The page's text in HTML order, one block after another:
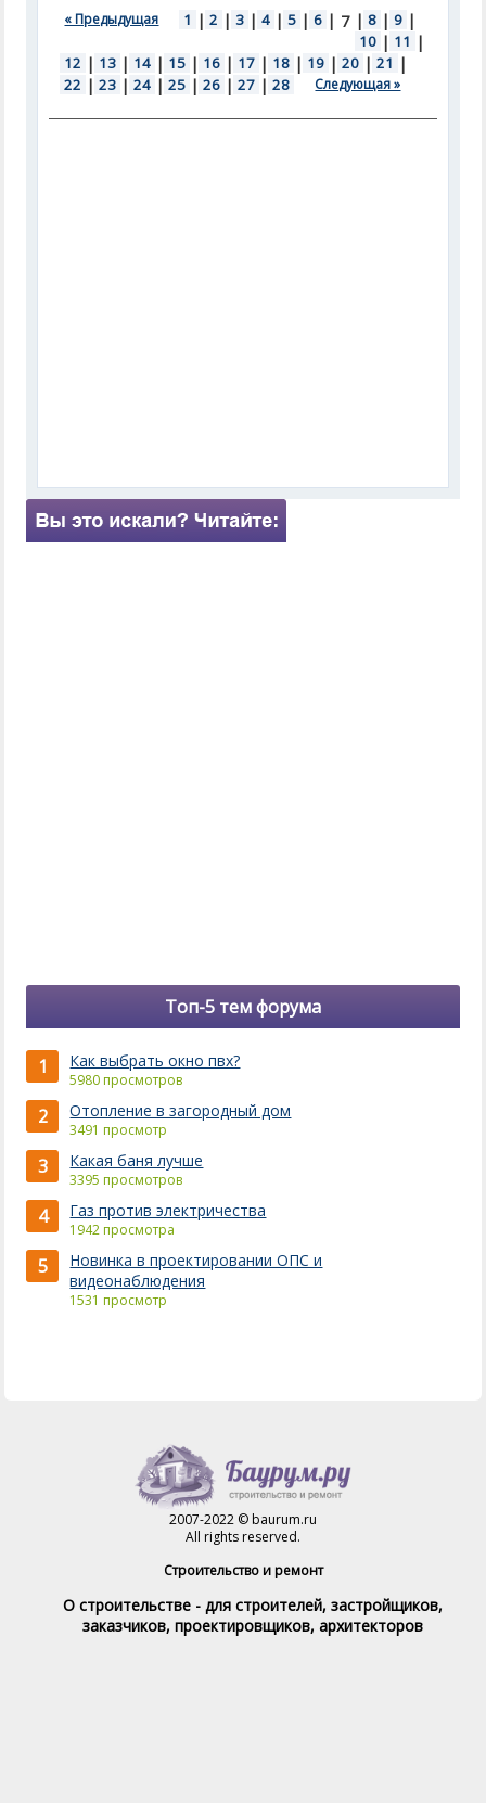
« Предыдущая 1 | 2 | 3 | 4 | 5 | 6 | 7 | 8 | 9 |
10 | 11 |
12 | 13 | 14 | 15 | 16 | 17 | 18 | 19 | 20 | 21 |
22 | 23 | 24 | 25 | 26 | 27 | 28 Следующая »
Топ-5 тем форума
1 Как выбрать окно пвх?
5980 просмотров
2 Отопление в загородный дом
3491 просмотр
3 Какая баня лучше
3395 просмотров
4 Газ против электричества
1942 просмотра
5
Новинка в проектировании ОПС и
видеонаблюдения
1531 просмотр
2007-2022 © baurum.ru
All rights reserved.
Строительство и ремонт
О строительстве - для строителей, застройщиков,
заказчиков, проектировщиков, архитекторов